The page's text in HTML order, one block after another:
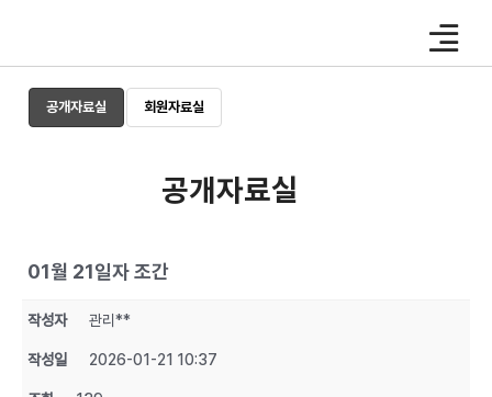
공개자료실 회원자료실
공개자료실
01월 21일자 조간
작성자 관리**
작성일 2026-01-21 10:37